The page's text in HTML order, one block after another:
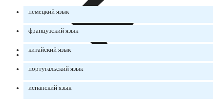
немецкий язык
французский язык
китайский язык
португальский язык
испанский язык